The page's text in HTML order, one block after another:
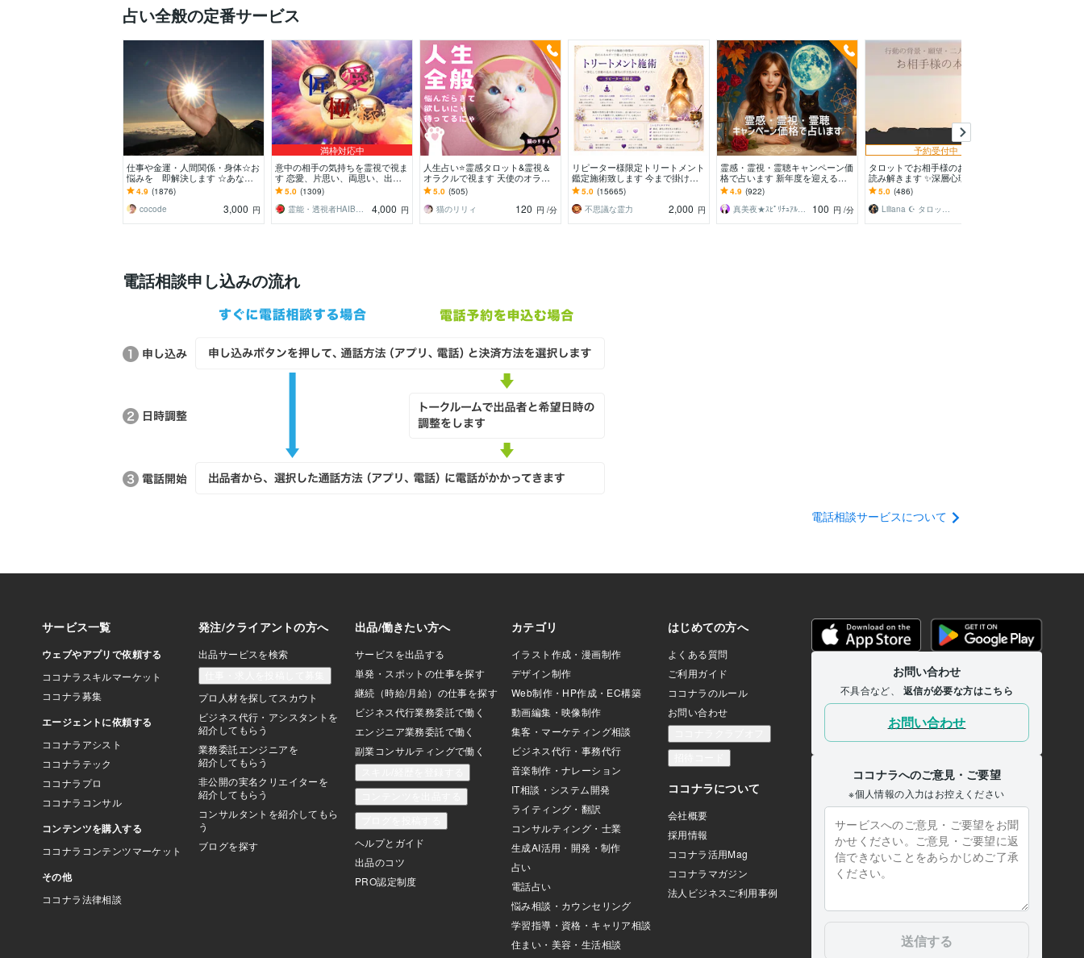
占い全般の定番サービス
仕事や金運・人間関係・身体☆お
悩みを 即解決します ☆あなた
の立場に立って 解決の方法まで
具体的にお伝えします☆
4.9 (1876)
cocode
3,000 円
満枠対応中
意中の相手の気持ちを霊視で視ま
す 恋愛、片思い、両思い、出会
い、復縁、人間関係、全て視ます
5.0 (1309)
霊能・透視者HAIBARA
4,000 円
人生占い⭐️霊感タロット&霊視＆
オラクルで視ます 天使のオラク
ルおみくじアドバイス付き*未来/
人間関係/仕事
5.0 (505)
猫のリリィ
120 円 /分
リピーター様限定トリートメント
鑑定施術致します 今まで掛けた
施術のメンテナンス鑑定施術
5.0 (15665)
不思議な霊力
2,000 円
霊感・霊視・霊聴キャンペーン価
格で占います 新年度を迎える前
にじっくり電話占いしてみません
か？
4.9 (922)
真美夜★ｽﾋﾟﾘﾁｭｱﾙ鑑定士
100 円 /分
予約受付中
タロットでお相手様のお気持ちを
読み解きます ✨深層心理を深掘り
✨お悩みを解決して笑顔になりま
しょう
5.0 (486)
Liliana ☪︎ タロットヒーリング
電話相談申し込みの流れ
電話相談サービスについて